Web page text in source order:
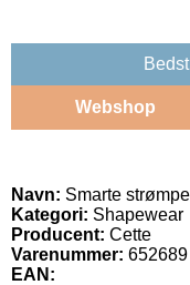
Webshop
Navn: Smarte
Kategori: Shapewear
Producent: Cette
Varenummer: 652689
EAN: